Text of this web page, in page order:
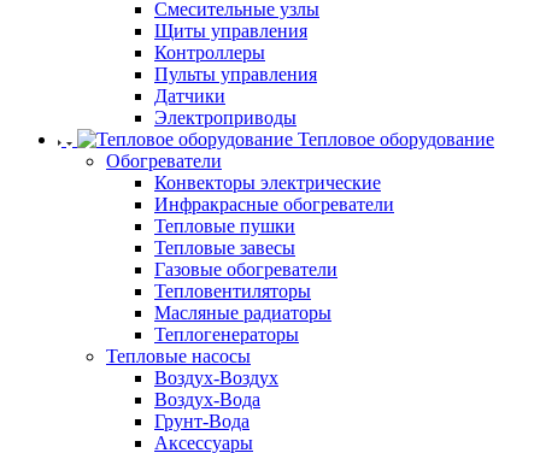
Смесительные узлы
Щиты управления
Контроллеры
Пульты управления
Датчики
Электроприводы
Тепловое оборудование
Обогреватели
Конвекторы электрические
Инфракрасные обогреватели
Тепловые пушки
Тепловые завесы
Газовые обогреватели
Тепловентиляторы
Масляные радиаторы
Теплогенераторы
Тепловые насосы
Воздух-Воздух
Воздух-Вода
Грунт-Вода
Аксессуары